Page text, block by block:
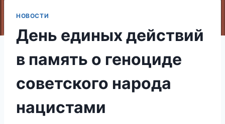
НОВОСТИ
День единых действий
в память о геноциде
советского народа
нацистами